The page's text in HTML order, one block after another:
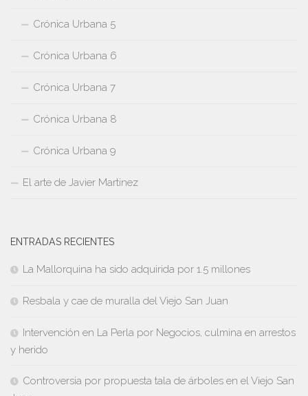
Crónica Urbana 5
Crónica Urbana 6
Crónica Urbana 7
Crónica Urbana 8
Crónica Urbana 9
El arte de Javier Martinez
ENTRADAS RECIENTES
La Mallorquina ha sido adquirida por 1.5 millones
Resbala y cae de muralla del Viejo San Juan
Intervención en La Perla por Negocios, culmina en arrestos
y herido
Controversia por propuesta tala de árboles en el Viejo San